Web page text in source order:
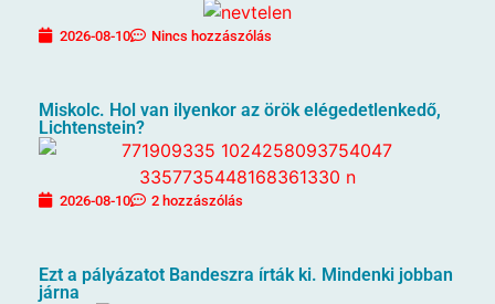
2026-08-10 Nincs hozzászólás
Miskolc. Hol van ilyenkor az örök elégedetlenkedő,
Lichtenstein?
2026-08-10 2 hozzászólás
Ezt a pályázatot Bandeszra írták ki. Mindenki jobban
járna